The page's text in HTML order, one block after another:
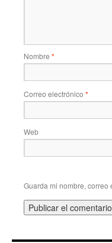
Nombre *
Correo electrónico *
Web
Guarda mi nombre,